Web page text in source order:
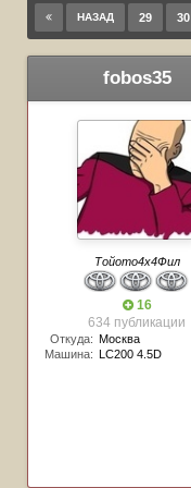
НАЗАД 29 30
fobos35
Тойото4х4Фил
16
634 публикации
Откуда: Москва
Машина: LC200 4.5D